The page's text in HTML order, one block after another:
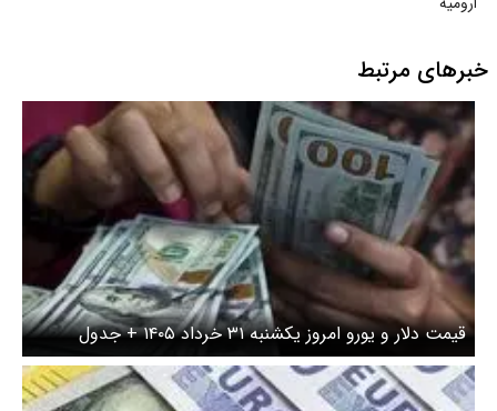
خبرهای مرتبط
قیمت دلار و یورو امروز یکشنبه ۳۱ خرداد ۱۴۰۵ + جدول